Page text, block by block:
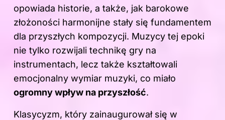
opowiada historie, a także, jak barokowe
złożoności harmonijne stały się fundamentem
dla przyszłych kompozycji. Muzycy tej epoki
nie tylko rozwijali technikę gry na
instrumentach, lecz także kształtowali
emocjonalny wymiar muzyki, co miało
ogromny wpływ na przyszłość.
Klasycyzm, który zainaugurował się w